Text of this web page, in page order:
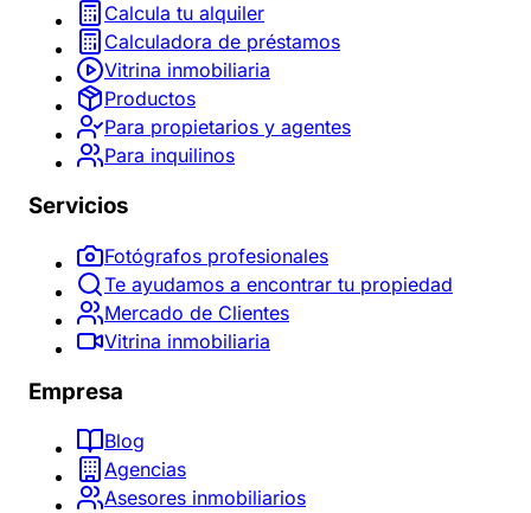
Calcula tu alquiler
Calculadora de préstamos
Vitrina inmobiliaria
Productos
Para propietarios y agentes
Para inquilinos
Servicios
Fotógrafos profesionales
Te ayudamos a encontrar tu propiedad
Mercado de Clientes
Vitrina inmobiliaria
Empresa
Blog
Agencias
Asesores inmobiliarios